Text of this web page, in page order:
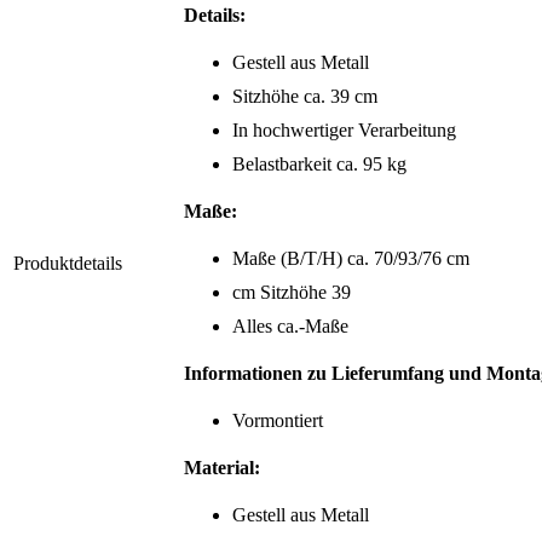
Produktdetails
Details:
Gestell aus Metall
Sitzhöhe ca. 39 cm
In hochwertiger Verarbeitung
Belastbarkeit ca. 95 kg
Maße:
Maße (B/T/H) ca. 70/93/76 cm
cm Sitzhöhe 39
Alles ca.-Maße
Informationen zu Lieferumfang und
Vormontiert
Material:
Gestell aus Metall